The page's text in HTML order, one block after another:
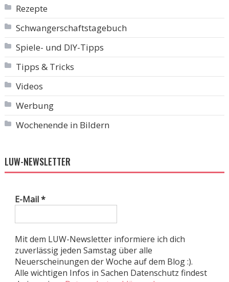
Rezepte
Schwangerschaftstagebuch
Spiele- und DIY-Tipps
Tipps & Tricks
Videos
Werbung
Wochenende in Bildern
LUW-NEWSLETTER
E-Mail*
Mit dem LUW-Newsletter informiere ich dich
zuverlässig jeden Samstag über alle
Neuerscheinungen der Woche auf dem Blog :).
Alle wichtigen Infos in Sachen Datenschutz findest